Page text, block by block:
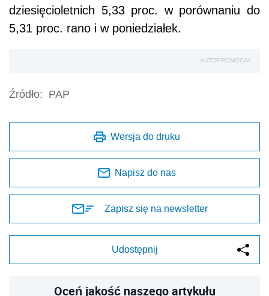
dziesięcioletnich 5,33 proc. w porównaniu do
5,31 proc. rano i w poniedziałek.
AUTOPROMOCJA
Źródło: PAP
Wersja do druku
Napisz do nas
Zapisz się na newsletter
Udostępnij
Oceń jakość naszego artykułu